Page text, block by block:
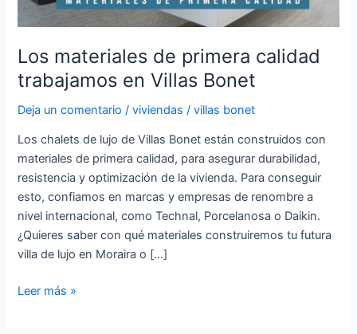
Los materiales de primera calidad
trabajamos en Villas Bonet
Deja un comentario /viviendas /villas bonet
Los chalets de lujo de Villas Bonet están construidos con
materiales de primera calidad, para asegurar durabilidad,
resistencia y optimización de la vivienda. Para conseguir
esto, confiamos en marcas y empresas de renombre a
nivel internacional, como Technal, Porcelanosa o Daikin.
¿Quieres saber con qué materiales construiremos tu futura
villa de lujo en Moraira o […]
Bonet
Leer más »